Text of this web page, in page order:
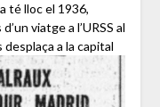
té lloc el 1936,
viatge a l’URSS al
a la capital